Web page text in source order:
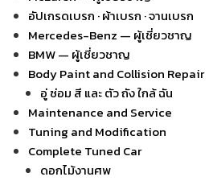
อัปเกรดเบรก · ผ้าเบรก · จานเบรก
Mercedes-Benz — ผู้เชี่ยวชาญ
BMW — ผู้เชี่ยวชาญ
Body Paint and Collision Repair
อู่ ซ่อม สี และ ตัว ถัง ใกล้ ฉัน
Maintenance and Service
Tuning and Modification
Complete Tuned Car
ดอกไม้งานศพ